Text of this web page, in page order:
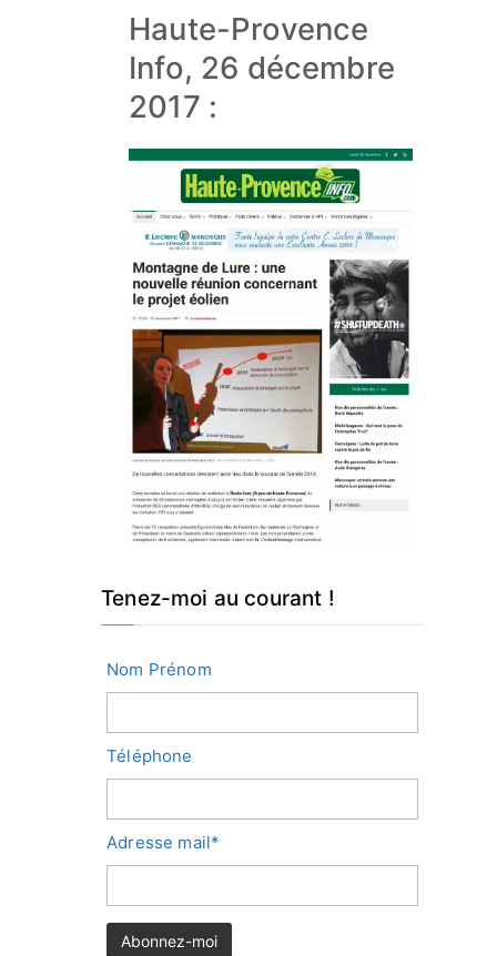
Haute-Provence
Info, 26 décembre
2017 :
Tenez-moi au courant !
Nom Prénom
Téléphone
Adresse mail*